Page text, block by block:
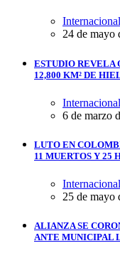
24 de mayo
ESTUDIO REVELA
12,800 KM² DE
6 de marzo
LUTO EN
11 MUERTOS Y 25
25 de mayo
ALIANZA SE
ANTE MUNICIPAL